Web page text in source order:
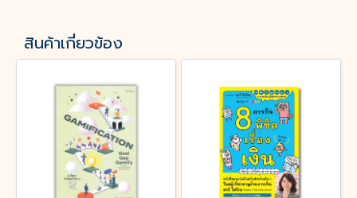
สินค้าเกี่ยวข้อง